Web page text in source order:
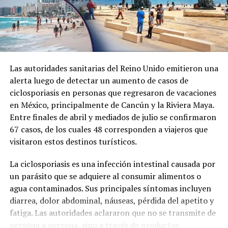
nuevos proyectos, mientras el legado de quienes
dedicaron décadas a la educación universitaria
permanece en las generaciones presentes y futuras.
Las autoridades sanitarias del Reino Unido emitieron una
alerta luego de detectar un aumento de casos de
ciclosporiasis en personas que regresaron de vacaciones
en México, principalmente de Cancún y la Riviera Maya.
Entre finales de abril y mediados de julio se confirmaron
67 casos, de los cuales 48 corresponden a viajeros que
visitaron estos destinos turísticos.
La ciclosporiasis es una infección intestinal causada por
un parásito que se adquiere al consumir alimentos o
agua contaminados. Sus principales síntomas incluyen
diarrea, dolor abdominal, náuseas, pérdida del apetito y
fatiga. Las autoridades aclararon que no se transmite de
persona a persona, sino a través de productos